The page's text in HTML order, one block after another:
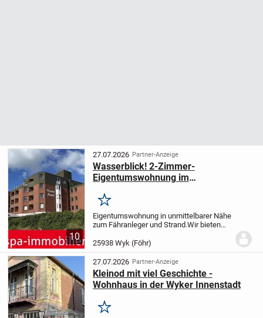
10
27.07.2026 Partner-Anzeige
Wasserblick! 2-Zimmer-
Eigentumswohnung im
Loggia!
Merken
Eigentumswohnung in unmittelbarer Nähe
zum Fähranleger und Strand.Wir bieten
Wyk auf Föhr an, die ideal für Singles oder
Paare ist. Die Wohnung hat eine
Wohnfläche...
25938 Wyk (Föhr)
27.07.2026 Partner-Anzeige
Kleinod mit viel Geschichte -
Wohnhaus in der Wyker Innenstadt
Merken